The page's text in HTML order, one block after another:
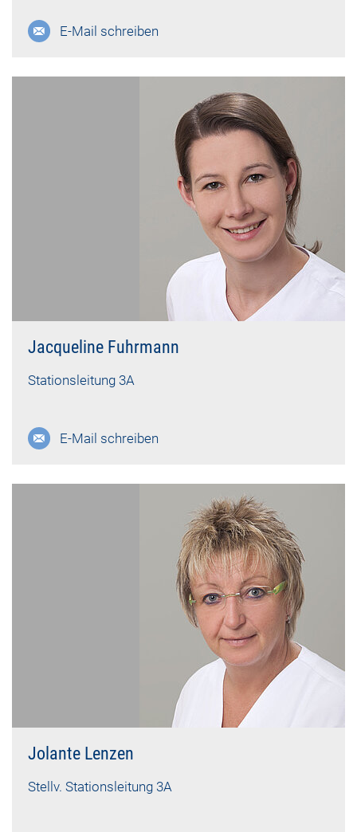
E-Mail schreiben
Jacqueline Fuhrmann
Stationsleitung 3A
E-Mail schreiben
Jolante Lenzen
Stellv. Stationsleitung 3A